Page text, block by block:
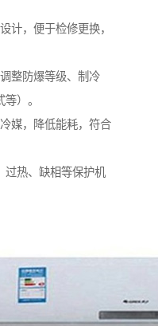
计，便于检修更换，
整防爆等级、制冷
）。
媒，降低能耗，符合
过热、缺相等保护机